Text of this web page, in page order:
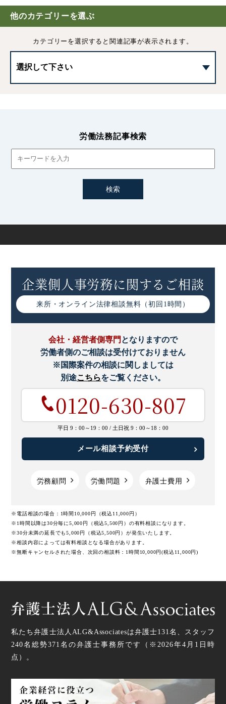
服務規律とは｜定めるべき内容と記載例
会社の施設利用について服務規律を設ける必要性
他のカテゴリーを選ぶ
カテゴリーを選択すると 関連記事が表示されます。
労働法務記事検索
企業側人事労務に関するご相談
来所・オンライン法律相談無料（初回1時間）
会社・経営者側専門 となりますので
労働者側のご相談は受付けておりません
※国際案件の相談に関しましては
別途こちらをご覧ください。
0120-630-807
平日 9：00～19：00 / 土日祝 9：00～18：00
メール相談予約受付
労務顧問 労働問題 弁護士費用
※電話相談の場合：1時間10,000円（税込11,000円）
※1時間以降は30分毎に5,000円（税込5,500円）の有料相談になります。
※30分未満の延長でも5,000円（税込5,500円）が発生いたします。
※相談内容によっては有料相談となる場合があります。
※無断キャンセルされた場合、次回の相談料：1時間10,000円(税込11,000円)
私たち弁護士法人ALG&Associatesは弁護士131 名、スタッフ
240名総勢371 名の弁護士事務所です（ ※2026年4月1日時
点 ）。